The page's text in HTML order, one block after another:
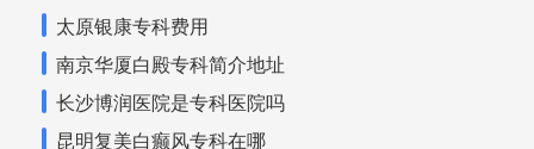
太原银康专科费用
南京华厦白殿专科简介地址
长沙博润医院是专科医院吗
昆明复美白癫风专科在哪